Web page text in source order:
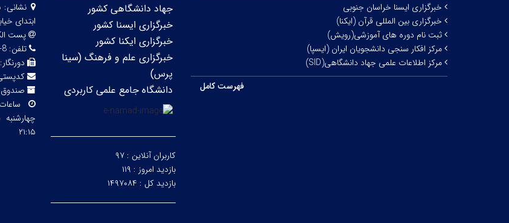
خبرگزاری ایسنا خراسان جنوبی
خبرگزاری بین المللی قرآن (ایکنا)
ثبت نام دوره های آموزشی(رویش)
مرکز افکار سنجی دانشجویان ایران (ایسپا)
مرکز اطلاعات علمی جهاد دانشگاهی(SID)
فهرست کامل
جهاد دانشگاهی کشور
خبرگزاری ایسنا کشور
خبرگزاری ایکنا کشور
خبرگزاری علم و فرهنگ (سینا
پرس)
دانشگاه جامع علمی کاربردی
کاربران آنلاین : ۹۷
بازدید امروز : ۱۱۹
بازدید کل : ۱۴۹۷۰۸۴
نشانی:
ابتدای
پست
تلفن:8-32219356 (056)
دورنگار:
۲۱:۱۵